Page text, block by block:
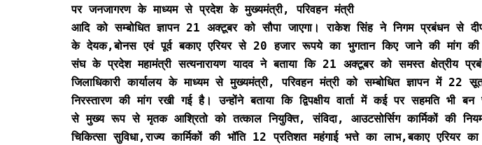
पर जनजागरण के माध्यम से प्रदेश के मुख्यमंत्री, परिवहन मंत्री
आदि को सम्बोधित ज्ञापन 21 अक्टूबर को सौपा जाएगा। राकेश सिंह ने निगम प्रबंधन से
के देयक,बोनस एवं पूर्व बकाए एरियर से 20 हजार रूपये का भुगतान किए जाने की मांग
संघ के प्रदेश महामंत्री सत्यनारायण यादव ने बताया कि 21 अक्टूबर को समस्त क्षेत्रीय
जिलाधिकारी कार्यालय के माध्यम से मुख्यमंत्री, परिवहन मंत्री को सम्बोधित ज्ञापन में 22
निरस्तारण की मांग रखी गई है। उन्होंने बताया कि द्विपक्षीय वार्ता में कई पर सहमति भी
से मुख्य रूप से मृतक आश्रितो को तत्काल नियुक्ति, संविदा, आउटसोर्सिग कार्मिकों की
चिकित्सा सुविधा,राज्य कार्मिकों की भॉति 12 प्रतिशत महंगाई भत्ते का लाभ,बकाए एरियर